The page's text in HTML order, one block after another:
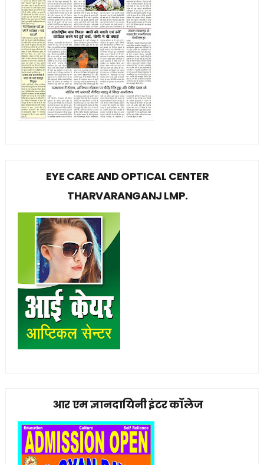
EYE CARE AND OPTICAL CENTER
THARVARANGANJ LMP.
आर एम ज्ञानदायिनी इंटर कॉलेज